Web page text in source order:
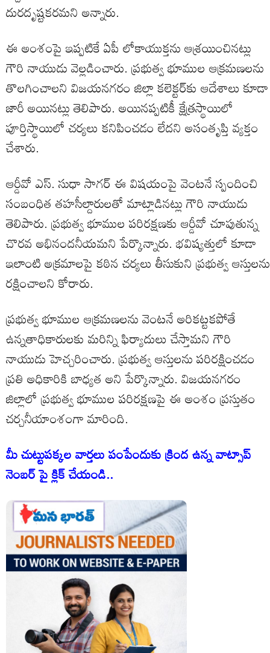
దురదృష్టకరమని అన్నారు.
ఈ అంశంపై ఇప్పటికే ఏపీ లోకాయుక్తను ఆశ్రయించినట్లు
గౌరి నాయుడు వెల్లడించారు. ప్రభుత్వ భూముల ఆక్రమణలను
తొలగించాలని విజయనగరం జిల్లా కలెక్టర్‌కు ఆదేశాలు కూడా
జారీ అయినట్లు తెలిపారు. అయినప్పటికీ క్షేత్రస్థాయిలో
పూర్తిస్థాయిలో చర్యలు కనిపించడం లేదని అసంతృప్తి వ్యక్తం
చేశారు.
ఆర్డీవో ఎస్. సుధా సాగర్ ఈ విషయంపై వెంటనే స్పందించి
సంబంధిత తహసీల్దారులతో మాట్లాడినట్లు గౌరి నాయుడు
తెలిపారు. ప్రభుత్వ భూముల పరిరక్షణకు ఆర్డీవో చూపుతున్న
చొరవ అభినందనీయమని పేర్కొన్నారు. భవిష్యత్తులో కూడా
ఇలాంటి అక్రమాలపై కఠిన చర్యలు తీసుకుని ప్రభుత్వ ఆస్తులను
రక్షించాలని కోరారు.
ప్రభుత్వ భూముల ఆక్రమణలను వెంటనే అరికట్టకపోతే
ఉన్నతాధికారులకు మరిన్ని ఫిర్యాదులు చేస్తామని గౌరి
నాయుడు హెచ్చరించారు. ప్రభుత్వ ఆస్తులను పరిరక్షించడం
ప్రతి అధికారికి బాధ్యత అని పేర్కొన్నారు. విజయనగరం
జిల్లాలో ప్రభుత్వ భూముల పరిరక్షణపై ఈ అంశం ప్రస్తుతం
చర్చనీయాంశంగా మారింది.
మీ చుట్టుపక్కల వార్తలు పంపేందుకు క్రింద ఉన్న వాట్సాప్
నెంబర్ పై క్లిక్ చేయండి..